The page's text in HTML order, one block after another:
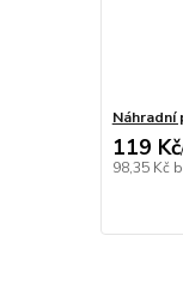
119 Kč/
98,35 Kč